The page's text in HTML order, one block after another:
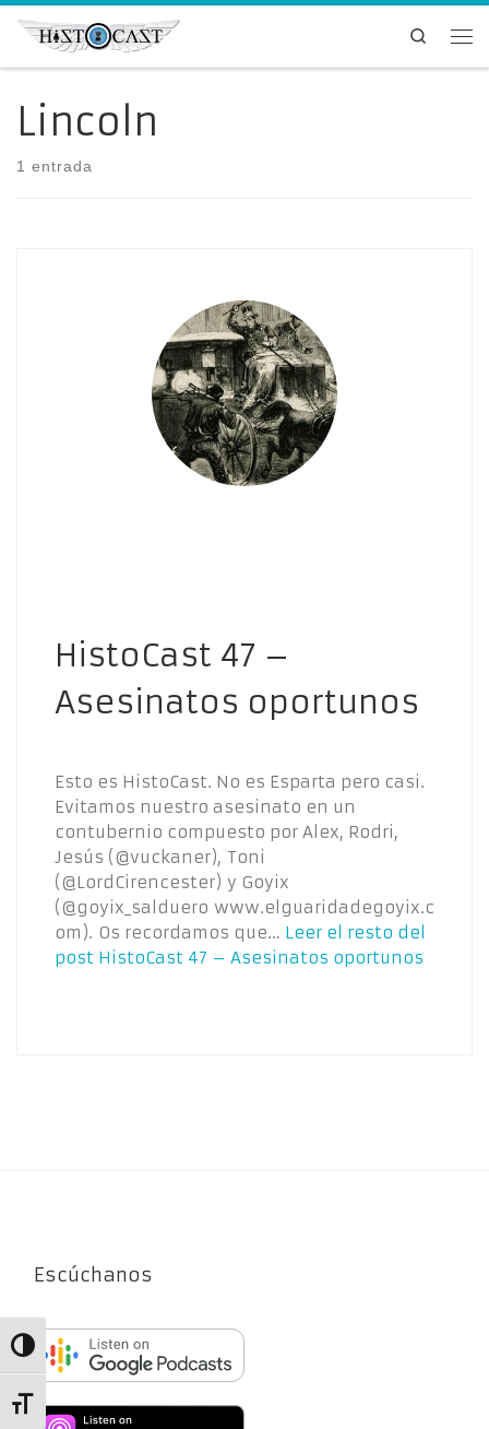
Alternar alto contraste
Alternar tamaño de letra
Saltar al contenido
Search
Lincoln
1 entrada
HistoCast 47 –
Asesinatos oportunos
Esto es HistoCast. No es Esparta pero casi.
Evitamos nuestro asesinato en un
contubernio compuesto por Alex, Rodri,
Jesús (@vuckaner), Toni
(@LordCirencester) y Goyix
(@goyix_salduero www.elguaridadegoyix.c
om). Os recordamos que… Leer el resto del
post HistoCast 47 – Asesinatos oportunos
Escúchanos